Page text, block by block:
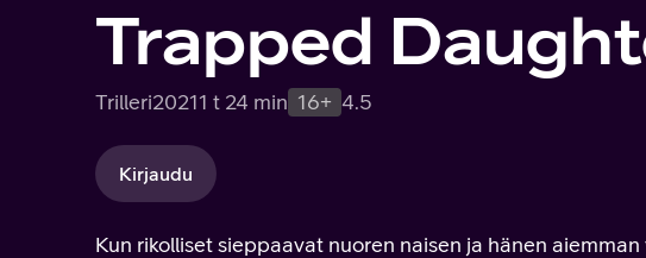
Trapped
Trilleri20211 t 24 min 16+ 4.5
Kirjaudu
Kun rikolliset sieppaavat nuoren naisen ja hänen